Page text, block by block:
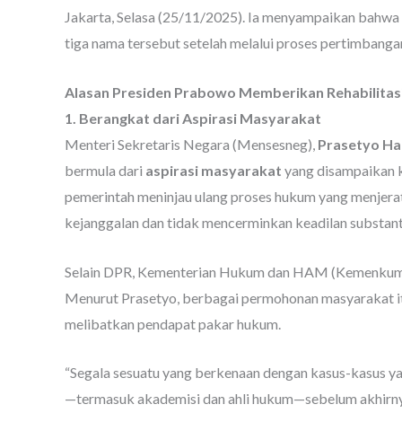
Jakarta, Selasa (25/11/2025). Ia menyampaikan
tiga nama tersebut setelah melalui proses
Alasan Presiden Prabowo Memberikan
1. Berangkat dari Aspirasi Masyarakat
Menteri Sekretaris Negara (Mensesneg), Prasetyo
bermula dari aspirasi masyarakat yang disampaikan
pemerintah meninjau ulang proses hukum yang
kejanggalan dan tidak mencerminkan keadilan
Selain DPR, Kementerian Hukum dan HAM
Menurut Prasetyo, berbagai permohonan
melibatkan pendapat pakar hukum.
“Segala sesuatu yang berkenaan dengan kasus-
—termasuk akademisi dan ahli hukum—sebelum